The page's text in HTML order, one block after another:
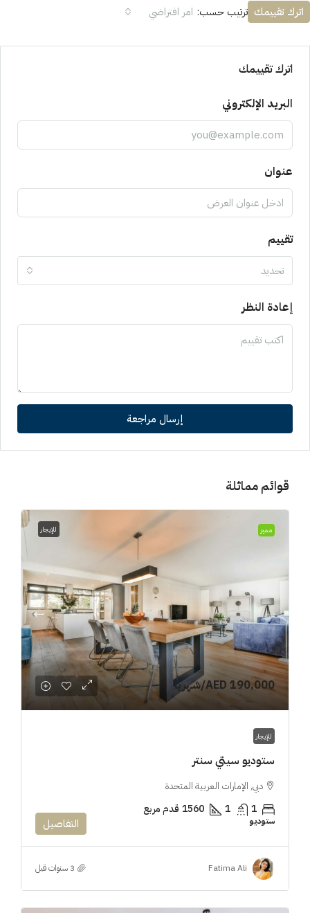
ترتيب حسب: امر افتراضي اترك تقييمك
اترك تقييمك
البريد الإلكتروني
عنوان
تقييم
تحديد
إعادة النظر
إرسال مراجعة
قوائم مماثلة
مميز للإيجار
AED 190,000/شهريا
للإيجار
ستوديو سيتي سنتر
دبي, الإمارات العربية المتحدة
1
1
1560 قدم مربع
ستوديو التفاصيل
Fatima Ali